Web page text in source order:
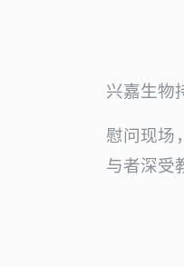
兴嘉生物
慰问现场
与者深受